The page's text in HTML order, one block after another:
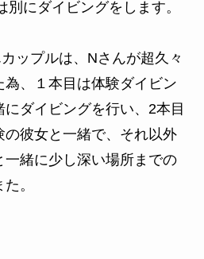
別にダイビングをします。
ップルは、Nさんが超久々
、１本目は体験ダイビン
ダイビングを行い、2本目
の彼女と一緒で、それ以外
一緒に少し深い場所までの
。